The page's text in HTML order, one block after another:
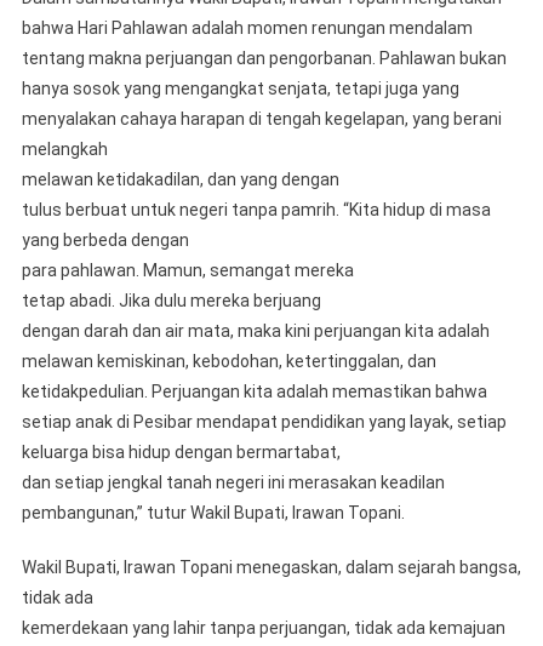
bahwa Hari Pahlawan adalah momen renungan mendalam
tentang makna perjuangan dan pengorbanan. Pahlawan bukan
hanya sosok yang mengangkat senjata, tetapi juga yang
menyalakan cahaya harapan di tengah kegelapan, yang berani
melangkah
melawan ketidakadilan, dan yang dengan
tulus berbuat untuk negeri tanpa pamrih. “Kita hidup di masa
yang berbeda dengan
para pahlawan. Mamun, semangat mereka
tetap abadi. Jika dulu mereka berjuang
dengan darah dan air mata, maka kini perjuangan kita adalah
melawan kemiskinan, kebodohan, ketertinggalan, dan
ketidakpedulian. Perjuangan kita adalah memastikan bahwa
setiap anak di Pesibar mendapat pendidikan yang layak, setiap
keluarga bisa hidup dengan bermartabat,
dan setiap jengkal tanah negeri ini merasakan keadilan
pembangunan,” tutur Wakil Bupati, Irawan Topani.
Wakil Bupati, Irawan Topani menegaskan, dalam sejarah bangsa,
tidak ada
kemerdekaan yang lahir tanpa perjuangan, tidak ada kemajuan